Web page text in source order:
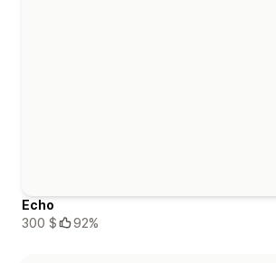
Echo
300 $
92%